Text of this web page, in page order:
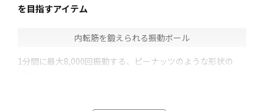
を目指すアイテム
内転筋を鍛えられる振動ボール
1分間に最大8,000回振動する、ピーナッツのような形状の